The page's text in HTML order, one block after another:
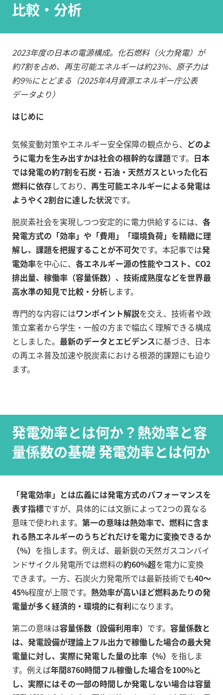
比較・分析
2023年度の日本の電源構成。化石燃料（火力発電）が
約7割を占め、再生可能エネルギーは約23%、原子力は
約9%にとどまる（2025年4月資源エネルギー庁公表
データより）
はじめに
気候変動対策やエネルギー安全保障の観点から、 どのよ
うに電力を生み出すかは社会の根幹的な課題です。 日本
では発電の約7割を石炭・石油・天然ガスといった化石
燃料に依存しており、 再生可能エネルギーによる発電は
ようやく2割台に達した状況です。
脱炭素社会を実現しつつ安定的に電力供給するには、 各
発電方式の「効率」や「費用」「環境負荷」を精緻に理
解し、課題を把握することが不可欠です。本記事では発
電効率を中心に、 各エネルギー源の性能やコスト、CO2
排出量、稼働率（容量係数）、技術成熟度などを世界最
高水準の知見で比較・分析します。
専門的な内容にはワンポイント解説を交え、技術者や政
策立案者から学生・一般の方まで幅広く理解できる構成
としました。 最新のデータとエビデンスに基づき、日本
の再エネ普及加速や脱炭素における根源的課題にも迫り
ます。
発電効率とは何か？熱効率と容
量係数の基礎 発電効率とは何か
「発電効率」とは広義には発電方式のパフォーマンスを
表す指標ですが、具体的には文脈によって2つの異なる
意味で使われます。 第一の意味は熱効率で、燃料に含ま
れる熱エネルギーのうちどれだけを電力に変換できるか
（%） を指します。例えば、最新鋭の天然ガスコンバイ
ンドサイクル発電所では燃料の約60%超を電力に変換
できます。一方、石炭火力発電所では最新技術でも40～
45%程度が上限です。 熱効率が高いほど燃料あたりの発
電量が多く経済的・環境的に有利になります。
第二の意味は容量係数（設備利用率） です。 容量係数と
は、発電設備が理論上フル出力で稼働した場合の最大発
電量に対し、実際に発電した量の比率（%） を指しま
す。例えば年間8760時間フル稼働した場合を100%と
し、実際にはその一部の時間しか発電しない場合は容量